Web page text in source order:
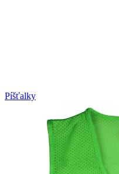
Píšťalky